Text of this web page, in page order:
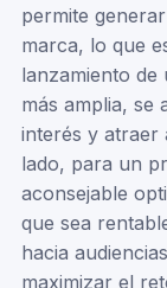
permite
marca, lo que
lanzamiento
más amplia, se
interés y atraer
lado, para un
aconsejable
que sea
hacia
maximizar el